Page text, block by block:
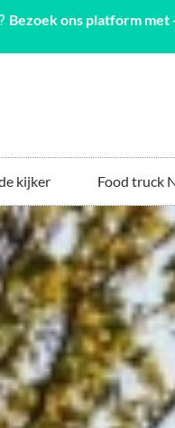
Bezoek ons platform
kijker Food truck